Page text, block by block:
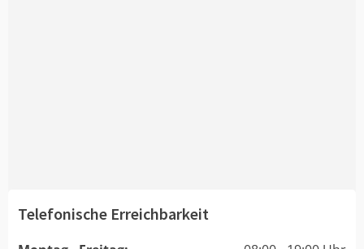
Telefonische Erreichbarkeit